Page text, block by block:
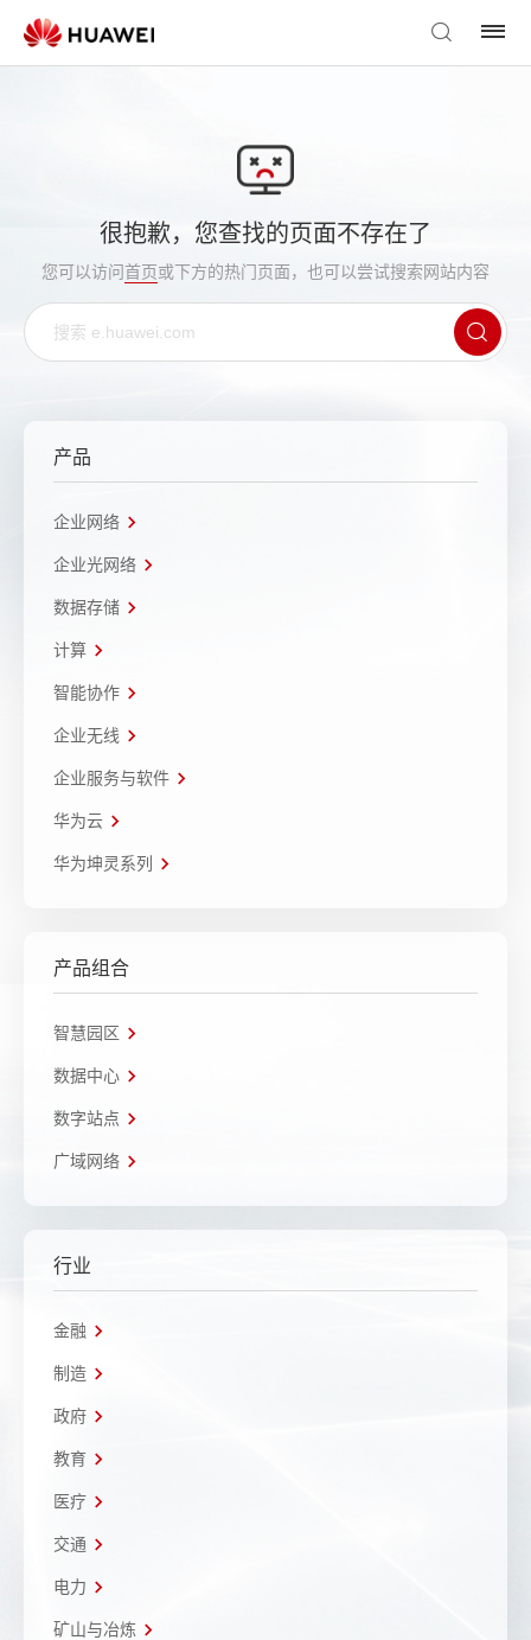
很抱歉，您查找的页面不存在了
您可以访问首页或下方的热门页面，也可以尝试搜索网站内容
产品
企业网络
企业光网络
数据存储
计算
智能协作
企业无线
企业服务与软件
华为云
华为坤灵系列
产品组合
智慧园区
数据中心
数字站点
广域网络
行业
金融
制造
政府
教育
医疗
交通
电力
矿山与冶炼